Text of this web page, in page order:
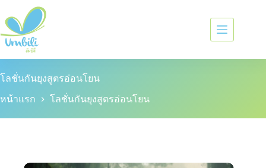
โลชั่นกันยุงสูตรอ่อนโยน
หน้าแรก โลชั่นกันยุงสูตรอ่อนโยน